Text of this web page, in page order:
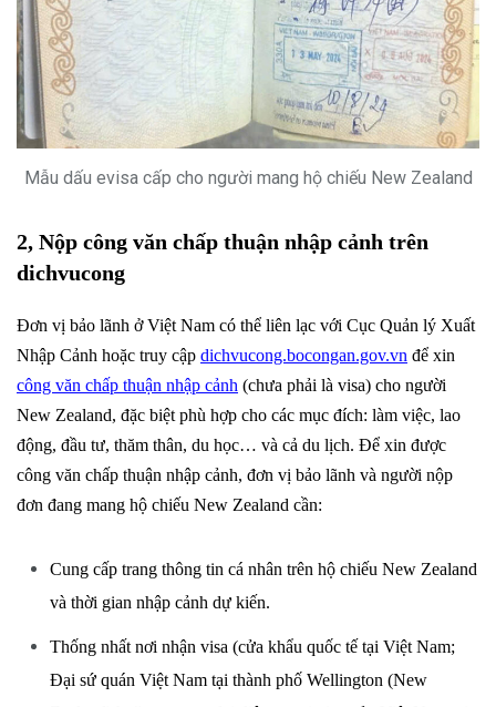
Mẫu dấu evisa cấp cho người mang hộ chiếu New Zealand
2, Nộp công văn chấp thuận nhập cảnh trên
dichvucong
Đơn vị bảo lãnh ở Việt Nam có thể liên lạc với Cục Quản lý Xuất
Nhập Cảnh hoặc truy cập dichvucong.bocongan.gov.vn để xin
công văn chấp thuận nhập cảnh (chưa phải là visa) cho người
New Zealand, đặc biệt phù hợp cho các mục đích: làm việc, lao
động, đầu tư, thăm thân, du học… và cả du lịch. Để xin được
công văn chấp thuận nhập cảnh, đơn vị bảo lãnh và người nộp
đơn đang mang hộ chiếu New Zealand cần:
Cung cấp trang thông tin cá nhân trên hộ chiếu New Zealand
và thời gian nhập cảnh dự kiến.
Thống nhất nơi nhận visa (cửa khẩu quốc tế tại Việt Nam;
Đại sứ quán Việt Nam tại thành phố Wellington (New